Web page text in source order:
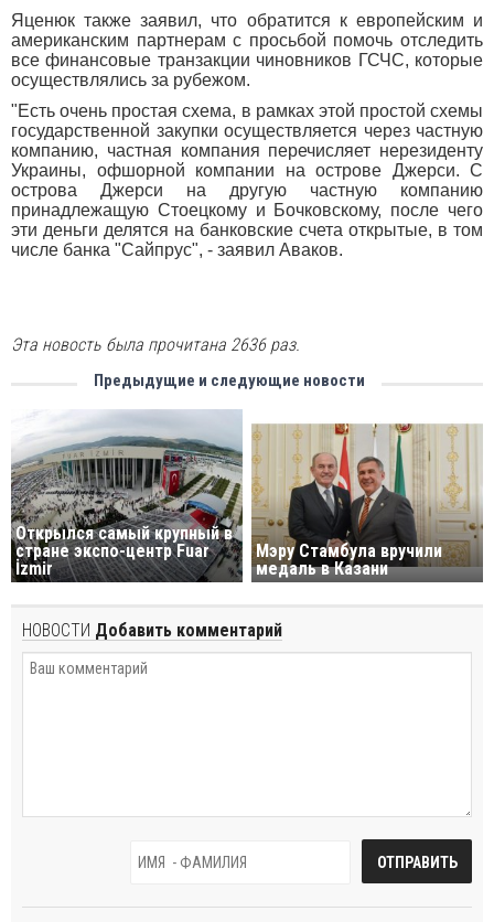
Яценюк также заявил, что обратится к европейским и
американским партнерам с просьбой помочь отследить
все финансовые транзакции чиновников ГСЧС, которые
осуществлялись за рубежом.
"Есть очень простая схема, в рамках этой простой схемы
государственной закупки осуществляется через частную
компанию, частная компания перечисляет нерезиденту
Украины, офшорной компании на острове Джерси. С
острова Джерси на другую частную компанию
принадлежащую Стоецкому и Бочковскому, после чего
эти деньги делятся на банковские счета открытые, в том
числе банка "Сайпрус", - заявил Аваков.
Эта новость была прочитана 2636 раз.
Предыдущие и следующие новости
Открылся самый крупный в
стране экспо-центр Fuar
İzmir
Мэру Стамбула вручили
медаль в Казани
НОВОСТИ Добавить комментарий